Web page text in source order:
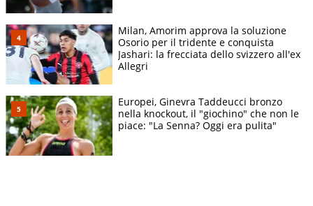
Milan, Amorim approva la soluzione
Osorio per il tridente e conquista
Jashari: la frecciata dello svizzero all'ex
Allegri
Europei, Ginevra Taddeucci bronzo
nella knockout, il "giochino" che non le
piace: "La Senna? Oggi era pulita"